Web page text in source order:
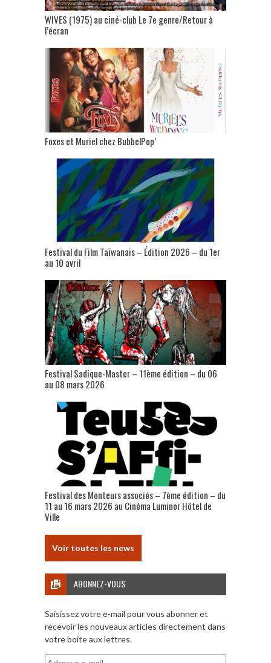
WIVES (1975) au ciné-club Le 7e genre/Retour à
l’écran
Foxes et Muriel chez BubbelPop’
Festival du Film Taïwanais – Édition 2026 – du 1er
au 10 avril
Festival Sadique-Master – 11ème édition – du 06
au 08 mars 2026
Festival des Monteurs associés – 7ème édition – du
11 au 16 mars 2026 au Cinéma Luminor Hôtel de
Ville
Voir toutes les news
ABONNEZ-VOUS
Saisissez votre e-mail pour vous abonner et
recevoir les nouveaux articles directement dans
votre boite aux lettres.
Adresse